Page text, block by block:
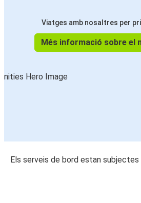
Viatges amb nosaltres per
Més informació sobre el
Els serveis de bord estan